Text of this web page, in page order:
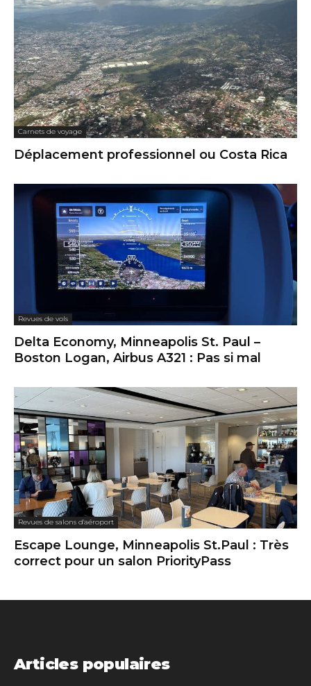
Carnets de voyage
Déplacement professionnel ou Costa Rica
Revues de vols
Delta Economy, Minneapolis St. Paul –
Boston Logan, Airbus A321 : Pas si mal
Revues de salons d'aéroport
Escape Lounge, Minneapolis St.Paul : Très
correct pour un salon PriorityPass
Articles populaires